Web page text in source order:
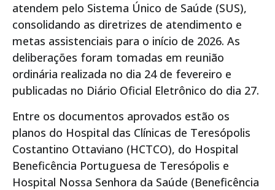
atendem pelo Sistema Único de Saúde (SUS),
consolidando as diretrizes de atendimento e
metas assistenciais para o início de 2026. As
deliberações foram tomadas em reunião
ordinária realizada no dia 24 de fevereiro e
publicadas no Diário Oficial Eletrônico do dia 27.
Entre os documentos aprovados estão os
planos do Hospital das Clínicas de Teresópolis
Costantino Ottaviano (HCTCO), do Hospital
Beneficência Portuguesa de Teresópolis e
Hospital Nossa Senhora da Saúde (Beneficência